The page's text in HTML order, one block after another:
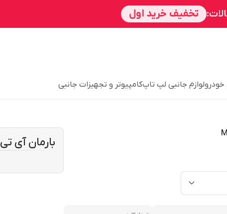
خودرولوازم جانبی لپ تاپکامپیوتر و تجهیزات جانبی
بارمان آی تی